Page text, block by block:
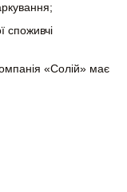
споживчі
«Солій» має